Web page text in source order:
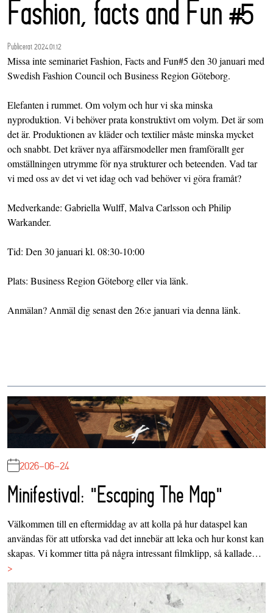
Fashion, facts and Fun #5
Publicerat 2024.01.12
Missa inte seminariet Fashion, Facts and Fun#5 den 30 januari med
Swedish Fashion Council och Business Region Göteborg.
Elefanten i rummet. Om volym och hur vi ska minska
nyproduktion. Vi behöver prata konstruktivt om volym. Det är som
det är. Produktionen av kläder och textilier måste minska mycket
och snabbt. Det kräver nya affärsmodeller men framförallt ger
omställningen utrymme för nya strukturer och beteenden. Vad tar
vi med oss av det vi vet idag och vad behöver vi göra framåt?
Medverkande: Gabriella Wulff, Malva Carlsson och Philip
Warkander.
Tid: Den 30 januari kl. 08:30-10:00
Plats: Business Region Göteborg eller via länk.
Anmälan? Anmäl dig senast den 26:e januari via denna länk.
2026-06-24
Minifestival: "Escaping The Map"
Välkommen till en eftermiddag av att kolla på hur dataspel kan
användas för att utforska vad det innebär att leka och hur konst kan
skapas. Vi kommer titta på några intressant filmklipp, så kallade…
>